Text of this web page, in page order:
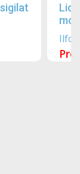
Ilfov